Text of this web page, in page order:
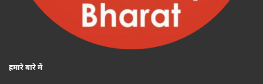
हमारे बारे में